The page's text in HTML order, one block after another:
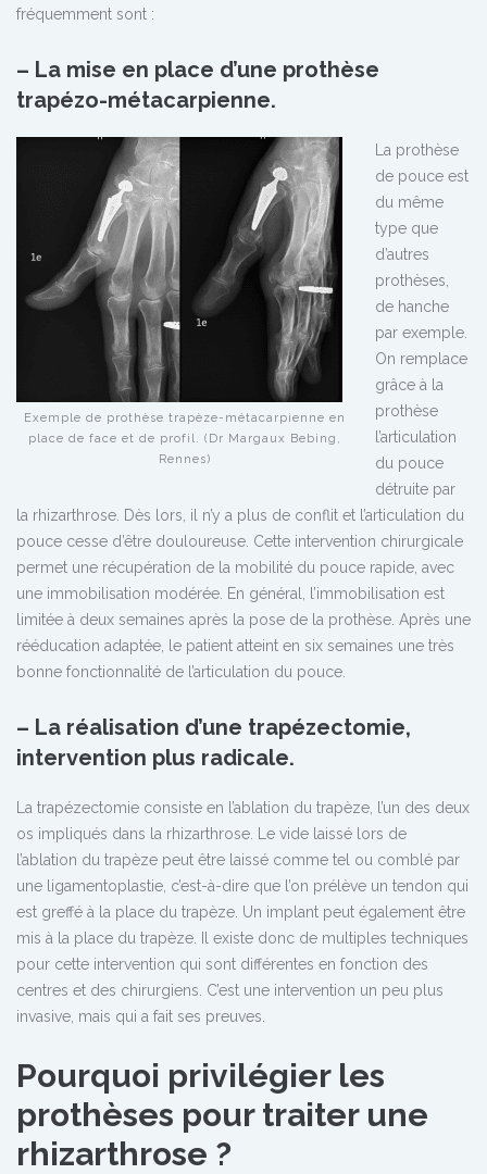
fréquemment sont :
– La mise en place d’une prothèse
trapézo-métacarpienne.
Exemple de prothèse trapèze-métacarpienne en
place de face et de profil. (Dr Margaux Bebing,
Rennes)
La prothèse
de pouce est
du même
type que
d’autres
prothèses,
de hanche
par exemple.
On remplace
grâce à la
prothèse
l’articulation
du pouce
détruite par
la rhizarthrose. Dès lors, il n’y a plus de conflit et l’articulation du
pouce cesse d’être douloureuse. Cette intervention chirurgicale
permet une récupération de la mobilité du pouce rapide, avec
une immobilisation modérée. En général, l’immobilisation est
limitée à deux semaines après la pose de la prothèse. Après une
rééducation adaptée, le patient atteint en six semaines une très
bonne fonctionnalité de l’articulation du pouce.
– La réalisation d’une trapézectomie,
intervention plus radicale.
La trapézectomie consiste en l’ablation du trapèze, l’un des deux
os impliqués dans la rhizarthrose. Le vide laissé lors de
l’ablation du trapèze peut être laissé comme tel ou comblé par
une ligamentoplastie, c’est-à-dire que l’on prélève un tendon qui
est greffé à la place du trapèze. Un implant peut également être
mis à la place du trapèze. Il existe donc de multiples techniques
pour cette intervention qui sont différentes en fonction des
centres et des chirurgiens. C’est une intervention un peu plus
invasive, mais qui a fait ses preuves.
Pourquoi privilégier les
prothèses pour traiter une
rhizarthrose ?